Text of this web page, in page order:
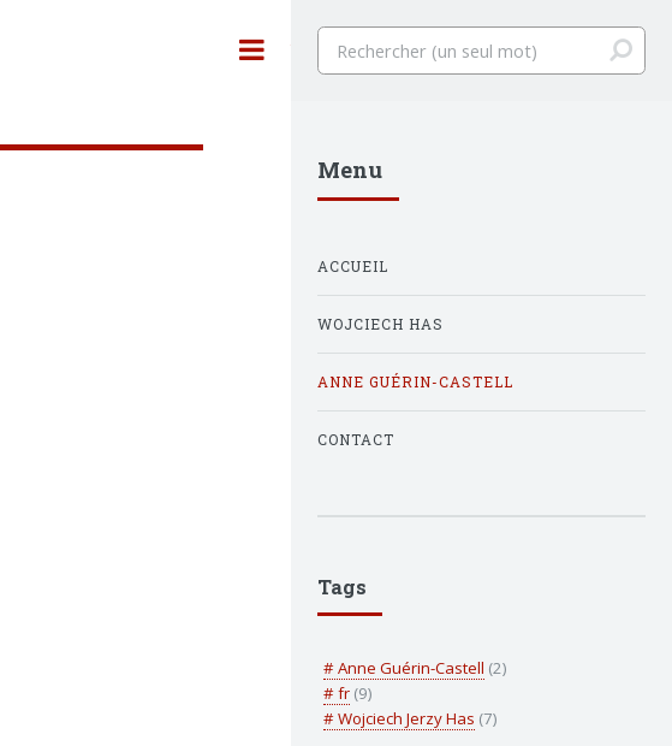
Menu
ACCUEIL
WOJCIECH HAS
ANNE GUÉRIN-CASTELL
CONTACT
Tags
# Anne Guérin-Castell (2)
# fr(9)
# Wojciech Jerzy Has (7)
Toggle